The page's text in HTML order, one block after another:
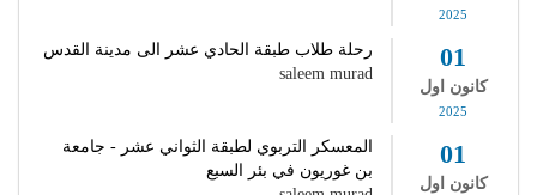
2025
01
كانون اول
2025
رحلة طلاب طبقة الحادي عشر الى مدينة القدس
saleem murad
01
كانون اول
المعسكر التربوي لطبقة الثواني عشر - جامعة
بن غوريون في بئر السبع